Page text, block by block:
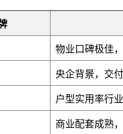
物业口碑极佳
央企背景，交
户型实用率行
商业配套成熟